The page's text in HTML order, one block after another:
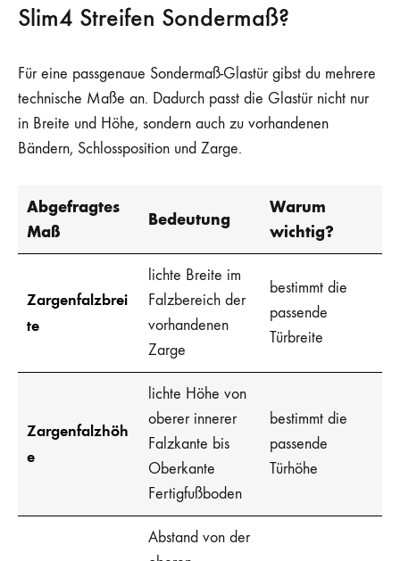
Slim4 Streifen Sondermaß?
Für eine passgenaue Sondermaß-Glastür gibst du mehrere
technische Maße an. Dadurch passt die Glastür nicht nur
in Breite und Höhe, sondern auch zu vorhandenen
Bändern, Schlossposition und Zarge.
Abgefragtes
Maß
Bedeutung
Warum
wichtig?
Zargenfalzbrei
te
lichte Breite im
Falzbereich der
vorhandenen
Zarge
bestimmt die
passende
Türbreite
Zargenfalzhöh
e
lichte Höhe von
oberer innerer
Falzkante bis
Oberkante
Fertigfußboden
bestimmt die
passende
Türhöhe
Abstand von der